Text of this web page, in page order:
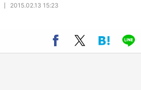
2015.02.13 15:23